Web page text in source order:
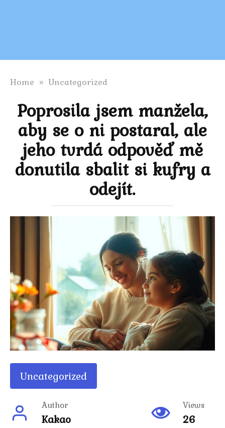
Home » Uncategorized
Poprosila jsem manžela,
aby se o ni postaral, ale
jeho tvrdá odpověď mě
donutila sbalit si kufry a
odejít.
Uncategorized
Author
Kakao
Views
26